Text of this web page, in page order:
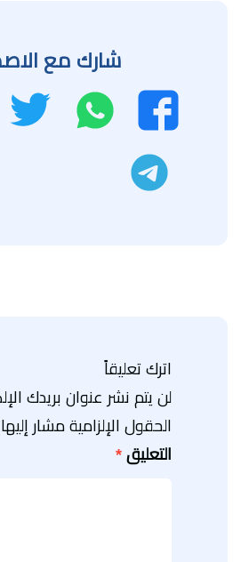
شارك مع
فيسبوك
واتساب
اترك تعليقاً
لن يتم نشر عنوان بريدك
الحقول الإلزامية مشار إليها
التعليق *